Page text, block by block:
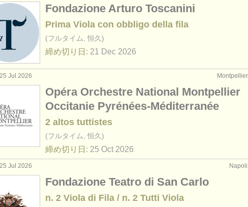
Fondazione Arturo Toscanini
Prima Viola con obbligo della fila
(フルタイム, 恒久)
締め切り日: 21 Dec 2026
Jul 2026
Opéra Orchestre National Montpellier
Occitanie Pyrénées-Méditerranée
2 altos tuttistes
(フルタイム, 恒久)
締め切り日: 25 Oct 2026
Jul 2026
Fondazione Teatro di San Carlo
n. 2 Viola di Fila / n. 2 Tutti Viola